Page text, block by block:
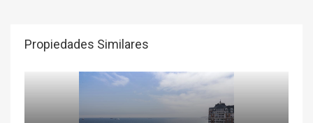
Propiedades Similares